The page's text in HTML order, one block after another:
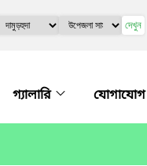
দেখুন
গ্যালারি যোগাযোগ